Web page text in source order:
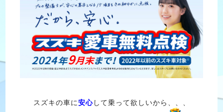
スズキの車に安心して乗って欲しいから、、、